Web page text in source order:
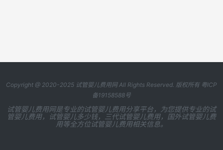
Copyright @ 2020-2025 试管婴儿费用网All Rights Reserved. 版权所有 粤ICP
备19158588号
试管婴儿费用网是专业的试管婴儿费用分享平台，为您提供专业的试
管婴儿费用，试管婴儿多少钱，三代试管婴儿费用，国外试管婴儿费
用等全方位试管婴儿费用相关信息。